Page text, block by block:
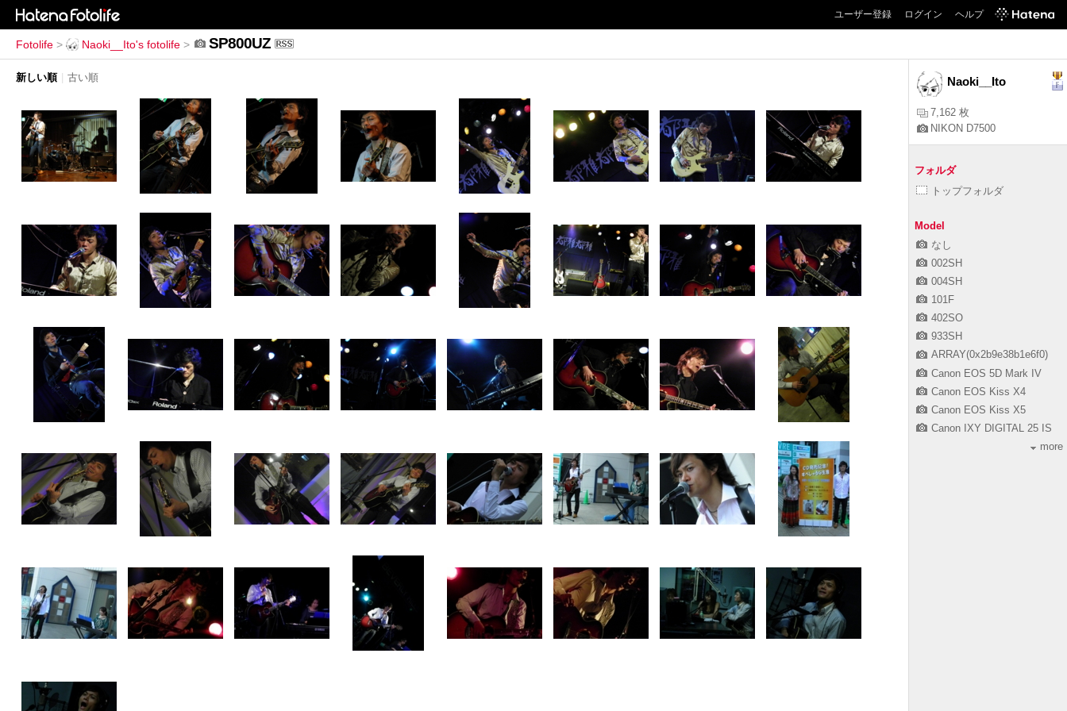
ユーザー登録 ログイン ヘルプ
Fotolife > Naoki__Ito's fotolife > SP800UZ
新しい順 | 古い順 Naoki__Ito
7,162 枚
NIKON D7500
フォルダ
トップフォルダ
Model
なし
002SH
004SH
101F
402SO
933SH
ARRAY(0x2b9e38b1e6f0)
Canon EOS 5D Mark IV
Canon EOS Kiss X4
Canon EOS Kiss X5
Canon IXY DIGITAL 25 IS
more